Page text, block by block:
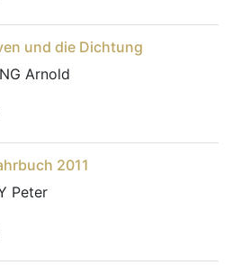
und die Dichtung
Arnold
2011
Peter